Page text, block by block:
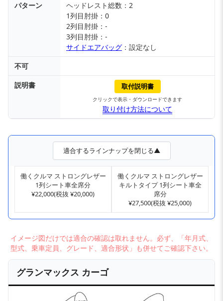
パターン
ヘッドレスト総数：2
1列目肘掛：0
2列目肘掛：-
3列目肘掛：-
サイドエアバッグ ：設定なし
不可
説明書
取付説明書
クリックで表示・ダウンロードできます
取り付け方法について
適合するラインナップを閉じる▲
働くクルマ ストロングレザー
1列シート車全席分
¥22,000(税抜 ¥20,000)
働くクルマ ストロングレザー
キルトタイプ 1列シート車全
席分
¥27,500(税抜 ¥25,000)
イメージ図だけでは適合の確認は取れません。必ず、「年月式、
型式、乗車定員、グレード、適合形状」も併せてご確認下さい。
グランマックス カーゴ